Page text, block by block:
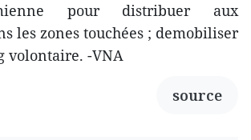
pour distribuer aux
les zones touchées ; demobiliser
volontaire. -VNA
source